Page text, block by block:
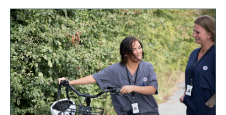
B
i
l
d
e
r